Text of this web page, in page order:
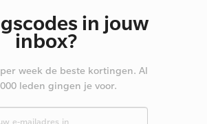
in jouw
inbox?
week de beste kortingen. Al
leden gingen je voor.